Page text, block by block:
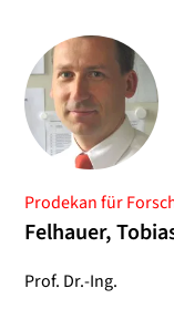
Prodekan für
Felhauer,
Prof. Dr.-Ing.